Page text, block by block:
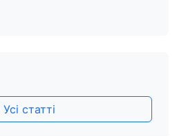
Усі статті